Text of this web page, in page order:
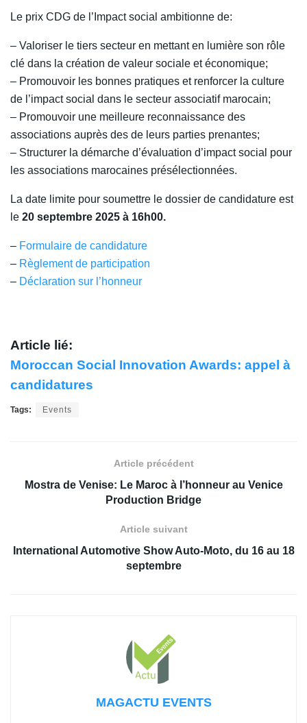
Le prix CDG de l’Impact social ambitionne de:
– Valoriser le tiers secteur en mettant en lumière son rôle
clé dans la création de valeur sociale et économique;
– Promouvoir les bonnes pratiques et renforcer la culture
de l’impact social dans le secteur associatif marocain;
– Promouvoir une meilleure reconnaissance des
associations auprès des de leurs parties prenantes;
– Structurer la démarche d’évaluation d’impact social pour
les associations marocaines présélectionnées.
La date limite pour soumettre le dossier de candidature est
le 20 septembre 2025 à 16h00.
– Formulaire de candidature
– Règlement de participation
– Déclaration sur l’honneur
Article lié:
Moroccan Social Innovation Awards: appel à
candidatures
Tags: Events
Article précédent
Mostra de Venise: Le Maroc à l’honneur au Venice
Production Bridge
Article suivant
International Automotive Show Auto-Moto, du 16 au 18
septembre
MAGACTU EVENTS